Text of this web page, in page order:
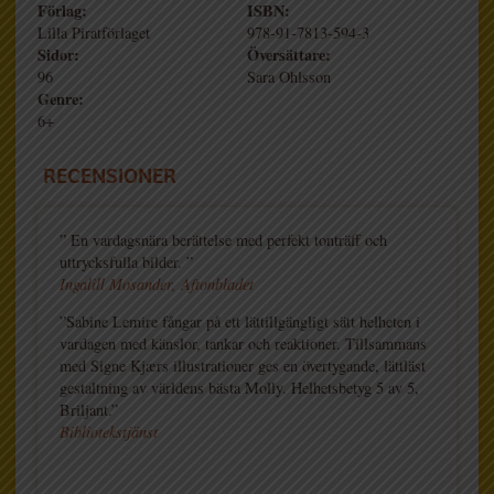
Förlag:
Lilla Piratförlaget
ISBN:
978-91-7813-594-3
Sidor:
96
Översättare:
Sara Ohlsson
Genre:
6+
RECENSIONER
” En vardagsnära berättelse med perfekt tonträff och
uttrycksfulla bilder. ”
Ingalill Mosander, Aftonbladet
”Sabine Lemire fångar på ett lättillgängligt sätt helheten i
vardagen med känslor, tankar och reaktioner. Tillsammans
med Signe Kjærs illustrationer ges en övertygande, lättläst
gestaltning av världens bästa Molly. Helhetsbetyg 5 av 5,
Briljant.”
Bibliotekstjänst